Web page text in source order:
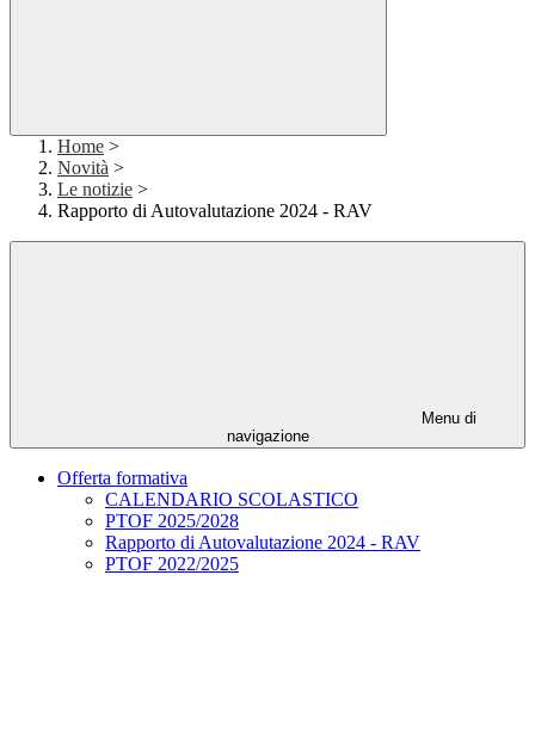
Home >
Novità >
Le notizie >
Rapporto di Autovalutazione 2024 - RAV
Menu di
navigazione
Offerta formativa
CALENDARIO SCOLASTICO
PTOF 2025/2028
Rapporto di Autovalutazione 2024 - RAV
PTOF 2022/2025